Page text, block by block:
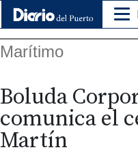
Marítimo
Boluda
comunica el
Martín